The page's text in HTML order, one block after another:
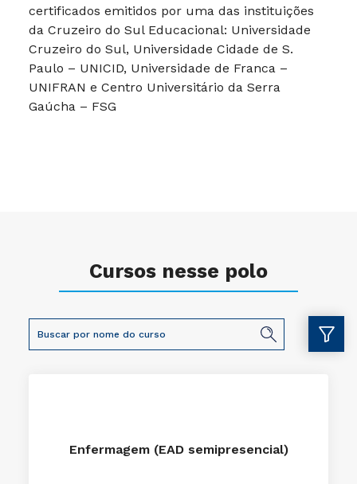
certificados emitidos por uma das instituições
da Cruzeiro do Sul Educacional: Universidade
Cruzeiro do Sul, Universidade Cidade de S.
Paulo – UNICID, Universidade de Franca –
UNIFRAN e Centro Universitário da Serra
Gaúcha – FSG
Cursos nesse polo
Enfermagem (EAD semipresencial)